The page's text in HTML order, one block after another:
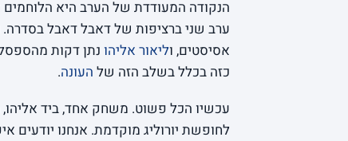
הנקודה המעודדת של הערב היא
ערב שני ברציפות של דאבל דאבל בסדרה.
אסיסטים, וליאור אליהו
כזה בכלל בשלב הזה של העונה.
עכשיו הכל פשוט. משחק אחד, ביד אליהו,
לחופשת יורוליג מוקדמת. אנחנו יודעים